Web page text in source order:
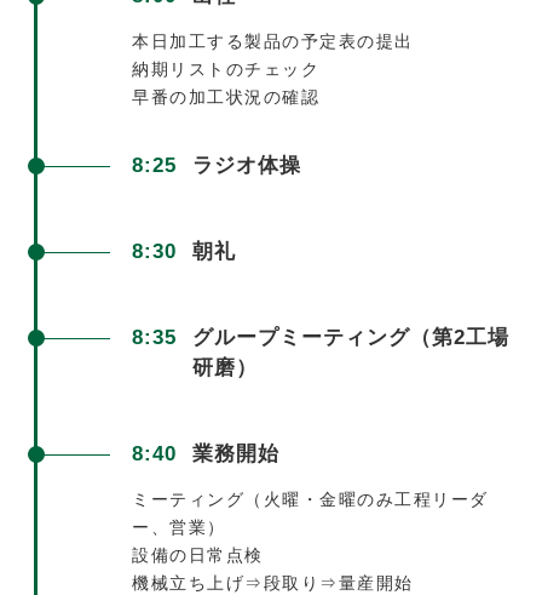
本日加工する製品の予定表の提出
納期リストのチェック
早番の加工状況の確認
8:25 ラジオ体操
8:30 朝礼
8:35 グループミーティング （第2工場
研磨）
8:40 業務開始
ミーティング （火曜・金曜のみ工程リーダ
ー、営業）
設備の日常点検
機械立ち上げ⇒段取り⇒量産開始